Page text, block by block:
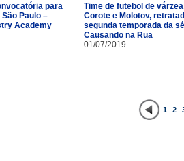
para
São Paulo –
Academy
Time de futebol de
Corote e Molotov,
segunda temporada da
Causando na Rua
01/07/2019
1 2